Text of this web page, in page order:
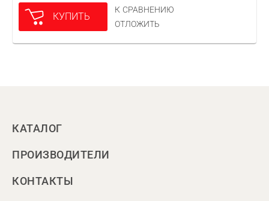
КУПИТЬ
К СРАВНЕНИЮ
ОТЛОЖИТЬ
КАТАЛОГ
ПРОИЗВОДИТЕЛИ
КОНТАКТЫ